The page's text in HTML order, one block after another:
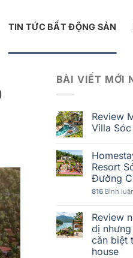
TIN TỨC BẤT ĐỘNG SẢN
BÀI VIẾT MỚI
Review
Villa
Resort
Đường
816Bình
Review
dị
căn biệt
house